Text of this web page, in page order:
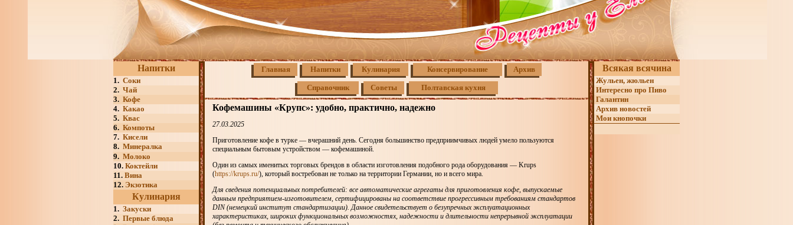
Напитки
1. Соки
2. Чай
3. Кофе
4. Какао
5. Квас
6. Компоты
7. Кисели
8. Минералка
9. Молоко
10. Коктейли
11. Вина
12. Экзотика
Кулинария
1. Закуски
2. Первые блюда
Главная Напитки Кулинария Консервирование Архив
Справочник Советы Полтавская кухня
Кофемашины «Крупс»: удобно, практично, надежно
27.03.2025
Приготовление кофе в турке — вчерашний день. Сегодня большинство предприимчивых людей умело пользуются
специальным бытовым устройством — кофемашиной.
Один из самых именитых торговых брендов в области изготовления подобного рода оборудования — Krups
(https://krups.ru/), который востребован не только на территории Германии, но и всего мира.
Для сведения потенциальных потребителей: все автоматические агрегаты для приготовления кофе, выпускаемые
данным предприятием-изготовителем, сертифицированы на соответствие прогрессивным требованиям стандартов
DIN (немецкий институт стандартизации). Данное свидетельствует о безупречных эксплуатационных
характеристиках, широких функциональных возможностях, надежности и длительности непрерывной эксплуатации
Всякая всячина
Жульен, жюльен
Интересно про Пиво
Галантин
Архив новостей
Мои кнопочки